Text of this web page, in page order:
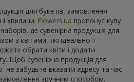
для букетів, замовлення
хвилини. Flowers.ua пропонує купу
де сувенірна продукція для
з квітами, які ідеально її
обрати квіти і додати
Щоб сувенірна продукція для
не забудьте вказати адресу та час
зручним способом.